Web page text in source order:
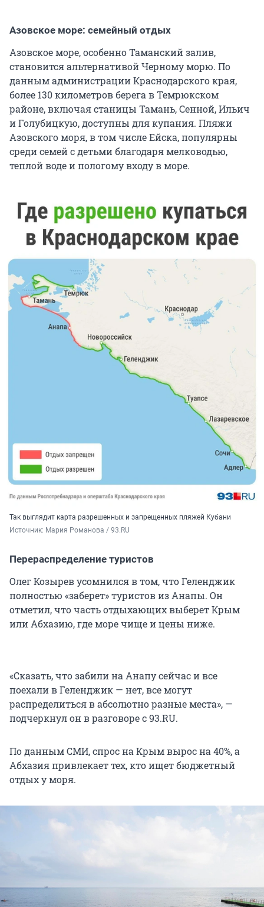
Азовское море: семейный отдых
Азовское море, особенно Таманский залив,
становится альтернативой Черному морю. По
данным администрации Краснодарского края,
более 130 километров берега в Темрюкском
районе, включая станицы Тамань, Сенной, Ильич
и Голубицкую, доступны для купания. Пляжи
Азовского моря, в том числе Ейска, популярны
среди семей с детьми благодаря мелководью,
теплой воде и пологому входу в море.
Так выглядит карта разрешенных и запрещенных пляжей Кубани
Источник: Мария Романова / 93.RU
Перераспределение туристов
Олег Козырев усомнился в том, что Геленджик
полностью «заберет» туристов из Анапы. Он
отметил, что часть отдыхающих выберет Крым
или Абхазию, где море чище и цены ниже.
«Сказать, что забили на Анапу сейчас и все
поехали в Геленджик — нет, все могут
распределиться в абсолютно разные места», —
подчеркнул он в разговоре с 93.RU.
По данным СМИ, спрос на Крым вырос на 40%, а
Абхазия привлекает тех, кто ищет бюджетный
отдых у моря.